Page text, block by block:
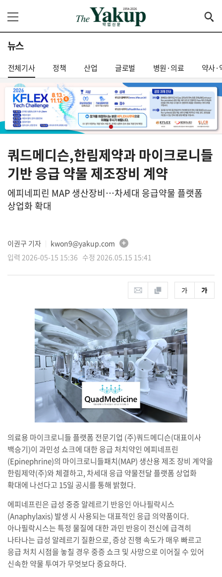
뉴스
전체기사 정책 산업 글로벌 병원·의료 약사·
쿼드메디슨,한림제약과 마이크로니들
기반 응급 약물 제조장비 계약
에피네피린 MAP 생산장비…차세대 응급약물 플랫폼
상업화 확대
이권구 기자
kwon9@yakup.com
입력 2026-05-15 15:36 수정 2026.05.15 15:41
의료용 마이크로니들 플랫폼 전문기업 (주)쿼드메디슨(대표이사
백승기)이 과민성 쇼크에 대한 응급 처치약인 에피네프린
(Epinephrine)의 마이크로니들패치(MAP) 생산용 제조 장비 계약을
한림제약(주)와 체결하고, 차세대 응급 약물전달 플랫폼 상업화
확대에 나선다고 15일 공시를 통해 밝혔다.
에피네프린은 급성 중증 알레르기 반응인 아나필락시스
(Anaphylaxis) 발생 시 사용되는 대표적인 응급 의약품이다.
아나필락시스는 특정 물질에 대한 과민 반응이 전신에 급격히
나타나는 급성 알레르기 질환으로, 증상 진행 속도가 매우 빠르고
응급 처치 시점을 놓칠 경우 중증 쇼크 및 사망으로 이어질 수 있어
신속한 약물 투여가 무엇보다 중요하다.